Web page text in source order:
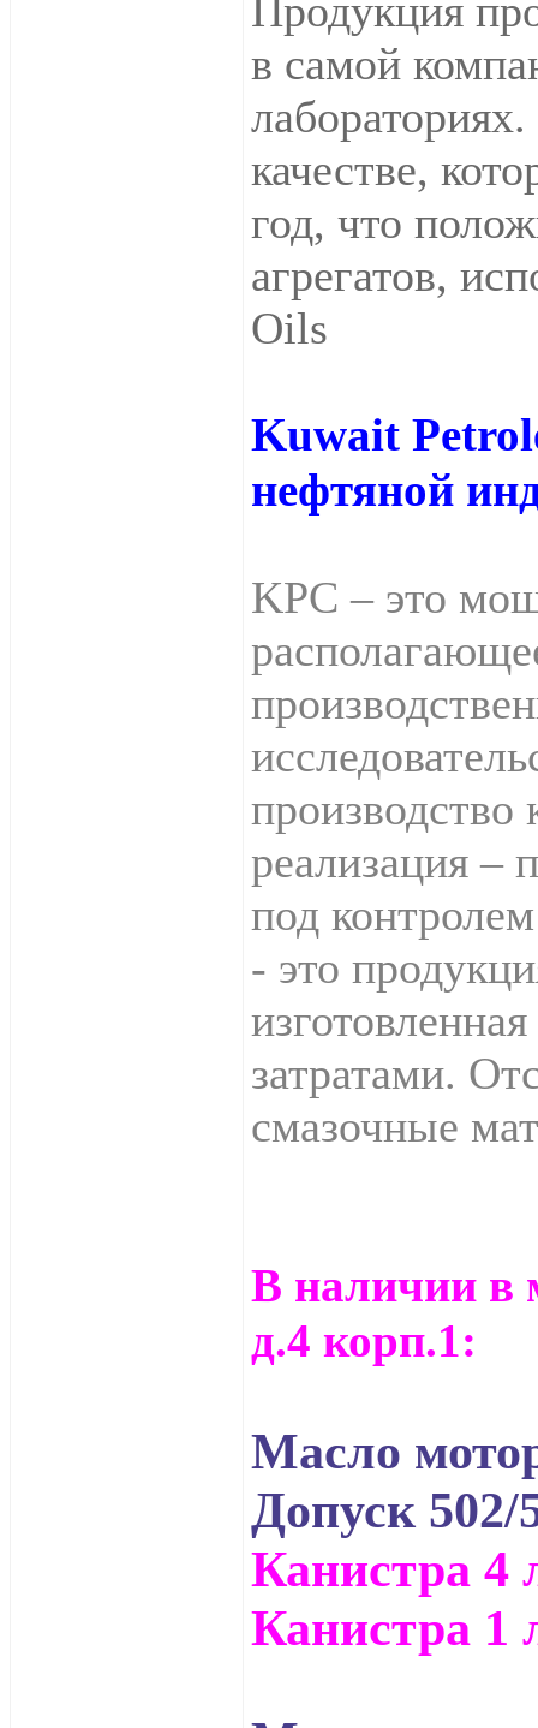
Продукция
в самой
качестве,
год, что
агрегатов,
Oils
Kuwait
нефтяной
KРC – это
производство
реализация –
под
- это
затратами.
смазочные
В наличии в
д.4 корп.1:
Масло
Допуск 502/
Канистра 4
Канистра 1